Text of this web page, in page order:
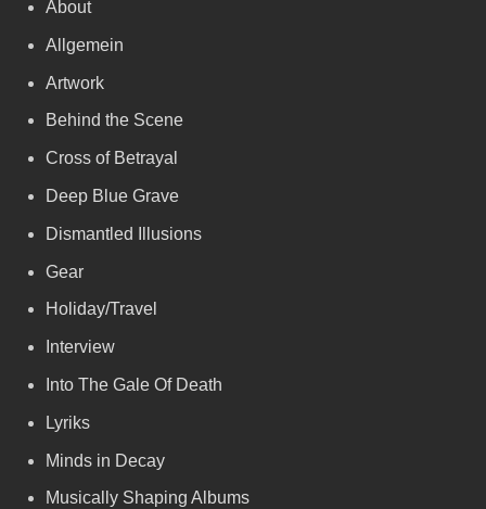
About
Allgemein
Artwork
Behind the Scene
Cross of Betrayal
Deep Blue Grave
Dismantled Illusions
Gear
Holiday/Travel
Interview
Into The Gale Of Death
Lyriks
Minds in Decay
Musically Shaping Albums